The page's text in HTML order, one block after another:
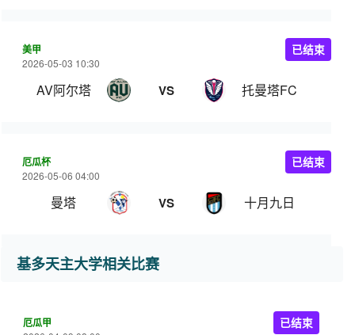
美甲
2026-05-03 10:30
AV阿尔塔 VS 托曼塔FC
已结束
厄瓜杯
2026-05-06 04:00
曼塔 VS 十月九日
已结束
基多天主大学相关比赛
厄瓜甲 已结束